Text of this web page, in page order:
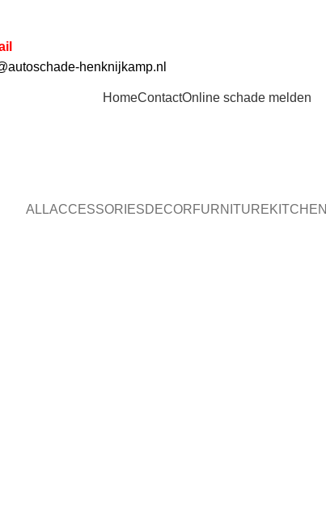
henknijkamp.nl
HomeContactOnline schade melden
ALLACCESSORIESDECORFURNITUREKITCHEN